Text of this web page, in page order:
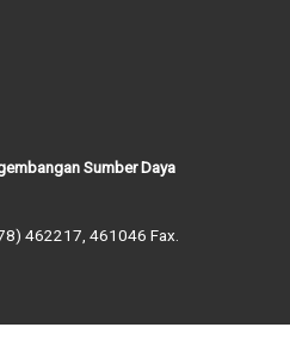
Sumber Daya
462217, 461046 Fax.